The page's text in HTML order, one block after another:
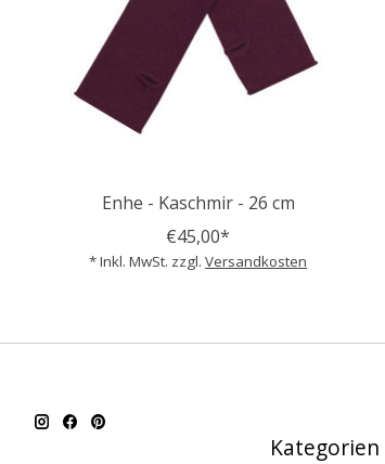
Enhe - Kaschmir - 26 cm
€45,00*
* Inkl. MwSt. zzgl.Versandkosten
Kategorien